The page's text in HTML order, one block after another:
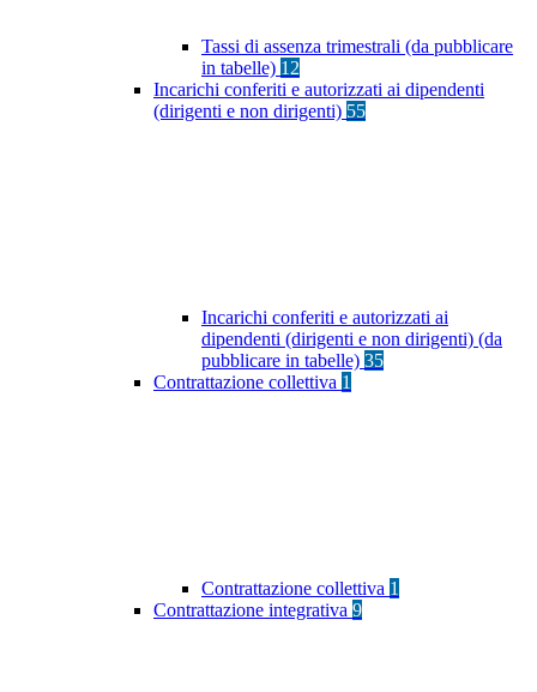
Tassi di assenza trimestrali (da pubblicare
in tabelle) 12
Incarichi conferiti e autorizzati ai dipendenti
(dirigenti e non dirigenti) 55
Incarichi conferiti e autorizzati ai
dipendenti (dirigenti e non dirigenti) (da
pubblicare in tabelle) 35
Contrattazione collettiva 1
Contrattazione collettiva 1
Contrattazione integrativa 9